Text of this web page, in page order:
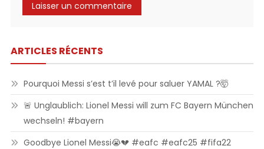
ARTICLES RÉCENTS
Pourquoi Messi s’est t’il levé pour saluer YAMAL ?🤯
🚨 Unglaublich: Lionel Messi will zum FC Bayern München
wechseln! #bayern
Goodbye Lionel Messi😭💔 #eafc #eafc25 #fifa22